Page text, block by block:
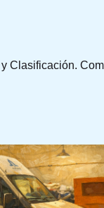
Clasificación.